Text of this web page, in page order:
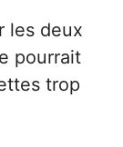
les deux
pourrait
trop